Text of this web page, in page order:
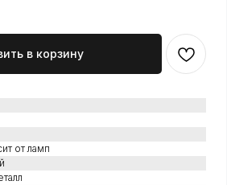
в корзину
от ламп